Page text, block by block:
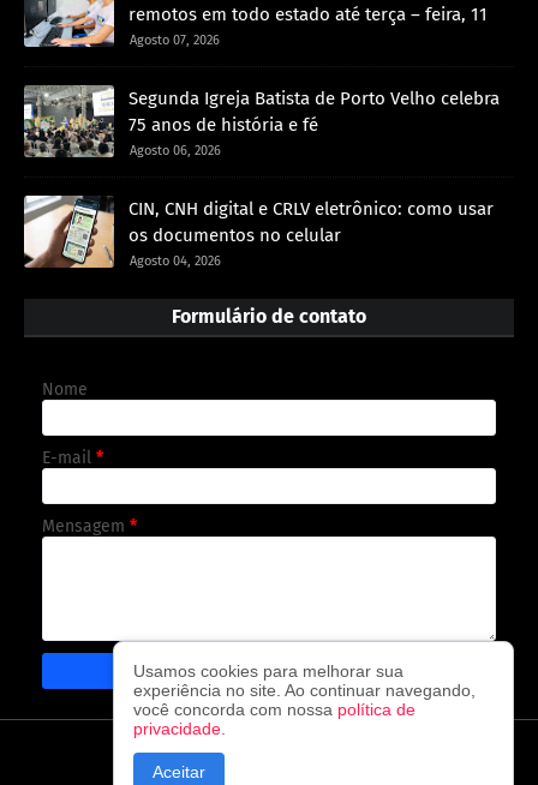
remotos em todo estado até terça – feira, 11
Agosto 07, 2026
Segunda Igreja Batista de Porto Velho celebra
75 anos de história e fé
Agosto 06, 2026
CIN, CNH digital e CRLV eletrônico: como usar
os documentos no celular
Agosto 04, 2026
Formulário de contato
Nome
E-mail *
Mensagem *
CAPA CONTATO
Usamos cookies para melhorar sua
experiência no site. Ao continuar navegando,
você concorda com nossa política de
privacidade
Aceitar